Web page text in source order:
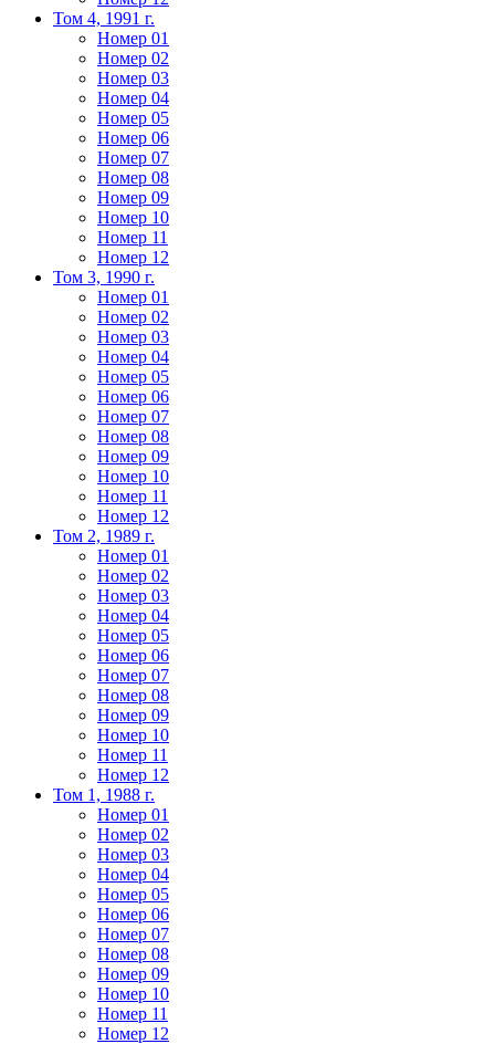
Том 4, 1991 г.
Номер 01
Номер 02
Номер 03
Номер 04
Номер 05
Номер 06
Номер 07
Номер 08
Номер 09
Номер 10
Номер 11
Номер 12
Том 3, 1990 г.
Номер 01
Номер 02
Номер 03
Номер 04
Номер 05
Номер 06
Номер 07
Номер 08
Номер 09
Номер 10
Номер 11
Номер 12
Том 2, 1989 г.
Номер 01
Номер 02
Номер 03
Номер 04
Номер 05
Номер 06
Номер 07
Номер 08
Номер 09
Номер 10
Номер 11
Номер 12
Том 1, 1988 г.
Номер 01
Номер 02
Номер 03
Номер 04
Номер 05
Номер 06
Номер 07
Номер 08
Номер 09
Номер 10
Номер 11
Номер 12